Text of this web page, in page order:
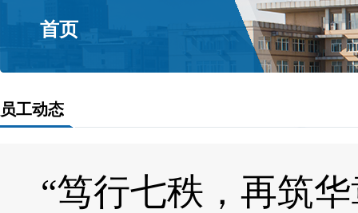
首页
员工动态
“笃行七秩，再筑